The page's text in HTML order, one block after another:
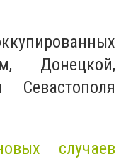
Донецкой,
случаев